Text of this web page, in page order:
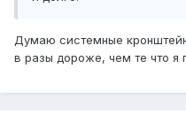
Думаю системные
в разы дороже, чем те что я